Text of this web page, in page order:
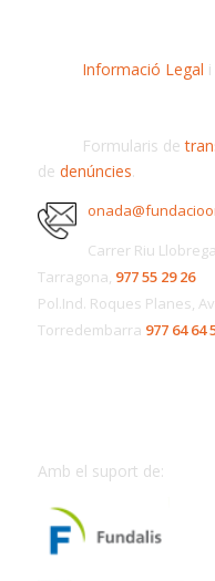
Informació Legal i
Formularis de
de denúncies.
Carrer Riu
Tarragona, 977 55 29 26
Pol.Ind. Roques Planes,
Torredembarra 977 64 64
Amb el suport de: